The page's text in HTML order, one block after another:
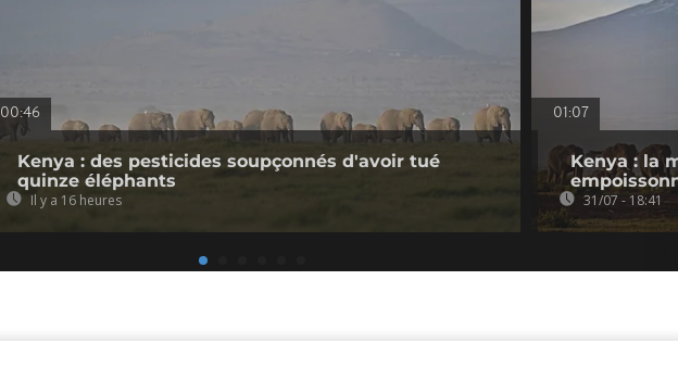
00:46
Kenya : des pesticides soupçonnés d'avoir tué
quinze éléphants
Il y a 16 heures
01:07
Kenya : la
31/07 - 18:41